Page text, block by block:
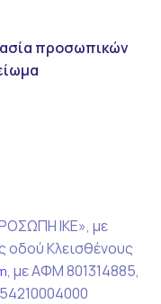
προσωπικών
ΙΚΕ», με
οδού Κλεισθένους
, με ΑΦΜ 801314885,